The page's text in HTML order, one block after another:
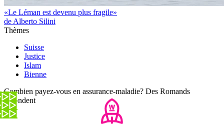
«Le Léman est devenu plus fragile»
de Alberto Silini
Thèmes
Suisse
Justice
Islam
Bienne
Combien payez-vous en assurance-maladie? Des Romands
répondent